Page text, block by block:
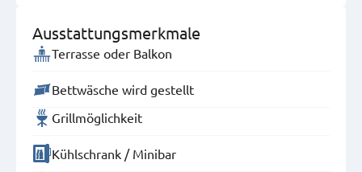
Ausstattungsmerkmale
Terrasse oder Balkon
Bettwäsche wird gestellt
Grillmöglichkeit
Kühlschrank / Minibar